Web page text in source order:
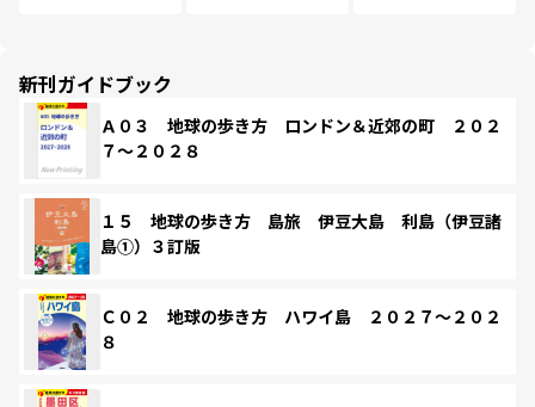
新刊ガイドブック
Ａ０３ 地球の歩き方 ロンドン＆近郊の町 ２０２
７～２０２８
１５ 地球の歩き方 島旅 伊豆大島 利島（伊豆諸
島①）３訂版
Ｃ０２ 地球の歩き方 ハワイ島 ２０２７～２０２
８